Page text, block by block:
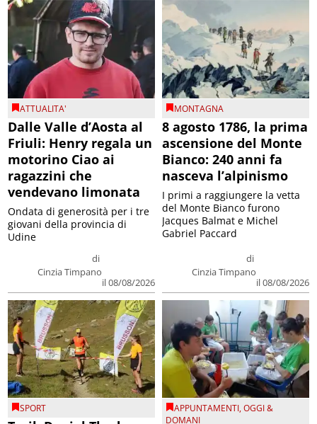
ATTUALITA'
Dalle Valle d’Aosta al
Friuli: Henry regala un
motorino Ciao ai
ragazzini che
vendevano limonata
di
Cinzia Timpano
il 08/08/2026
Ondata di generosità per i tre
giovani della provincia di
Udine
MONTAGNA
8 agosto 1786, la prima
ascensione del Monte
Bianco: 240 anni fa
nasceva l’alpinismo
di
Cinzia Timpano
il 08/08/2026
I primi a raggiungere la vetta
del Monte Bianco furono
Jacques Balmat e Michel
Gabriel Paccard
SPORT APPUNTAMENTI,OGGI &
DOMANI